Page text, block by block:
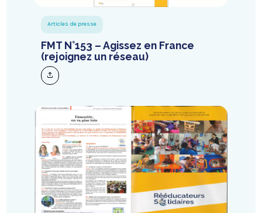
Articles de presse
FMT N°153 – Agissez en France
(rejoignez un réseau)